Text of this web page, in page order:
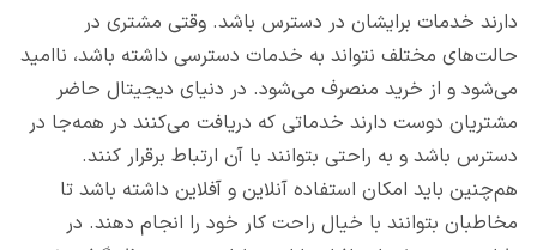
دارند خدمات برایشان در دسترس باشد. وقتی مشتری در
حالت‌های مختلف نتواند به خدمات دسترسی داشته باشد، ناامید
می‌شود و از خرید منصرف می‌شود. در دنیای دیجیتال حاضر
مشتریان دوست دارند خدماتی که دریافت می‌کنند در همه‌جا در
دسترس باشد و به راحتی بتوانند با آن ارتباط برقرار کنند.
هم‌چنین باید امکان استفاده آنلاین و آفلاین داشته باشد تا
مخاطبان بتوانند با خیال راحت کار خود را انجام دهند. در